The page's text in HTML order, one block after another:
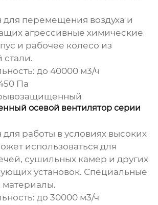
для перемещения воздуха и
агрессивные химические
и рабочее колесо из
до 40000 м3/ч
Па
осевой вентилятор серии
работы в условиях высоких
использоваться для
сушильных камер и других
установок. Специальные
материалы.
до 30000 м3/ч